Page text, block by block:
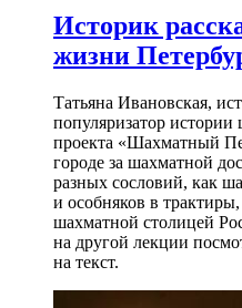
Историк
жизни
Татьяна Ивановская,
популяризатор истории
проекта «Шахматный
городе за шахматной
разных сословий, как
и особняков в
шахматной столицей
на другой лекции
на текст.